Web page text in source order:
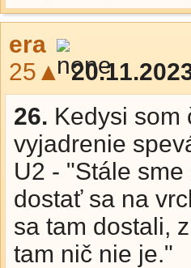
era
25▲
26. Kedysi som
vyjadrenie
U2 - "Stále sme
dostať sa na
sa tam dostali,
tam nič nie je."